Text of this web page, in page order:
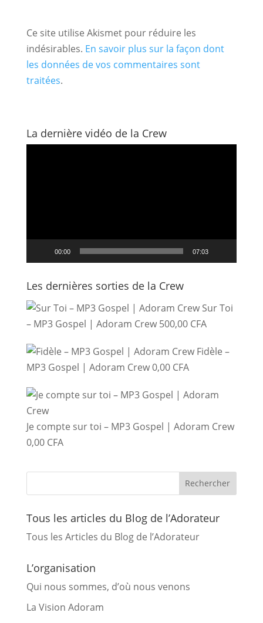
Ce site utilise Akismet pour réduire les
indésirables. En savoir plus sur la façon dont
les données de vos commentaires sont
traitées.
La dernière vidéo de la Crew
00:00 07:03
Les dernières sorties de la Crew
Sur Toi
– MP3 Gospel | Adoram Crew 500,00 CFA
Fidèle –
MP3 Gospel | Adoram Crew0,00 CFA
Je compte sur toi – MP3 Gospel | Adoram Crew
0,00 CFA
Tous les articles du Blog de l’Adorateur
Tous les Articles du Blog de l’Adorateur
L’organisation
Qui nous sommes, d’où nous venons
La Vision Adoram